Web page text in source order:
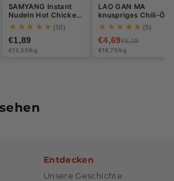
SAMYANG Instant
Nudeln Hot Chicken
Käse 140g
★★★★★ (10)
€1,89
€13,50/kg
-10%
LAO GAN MA
knuspriges Chili-Öl
210g
★★★★★ (5)
€4,69€5,19
€16,75/kg
Entdecken
Unsere Geschichte